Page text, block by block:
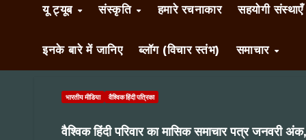
यू ट्यूब संस्कृति हमारे रचनाकार सहयोगी संस्थाएँ
इनके बारे में जानिए ब्लॉग (विचार स्तंभ) समाचार
भारतीय मीडिया वैश्विक हिंदी पत्रिका
वैश्विक हिंदी परिवार का मासिक समाचार पत्र जनवरी